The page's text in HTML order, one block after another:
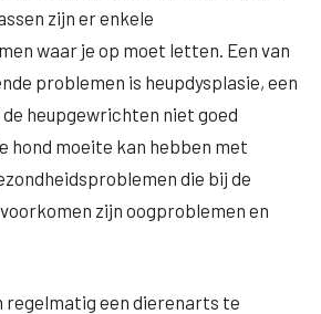
zijn er enkele
waar je op moet letten. Een van
problemen is heupdysplasie, een
heupgewrichten niet goed
hond moeite kan hebben met
die bij de
zijn oogproblemen en
regelmatig een dierenarts te